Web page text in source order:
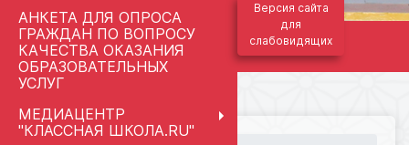
АНКЕТА ДЛЯ ОПРОСА
ГРАЖДАН ПО ВОПРОСУ
КАЧЕСТВА ОКАЗАНИЯ
ОБРАЗОВАТЕЛЬНЫХ
УСЛУГ
МЕДИАЦЕНТР
"КЛАССНАЯ ШКОЛА.RU"
Версия сайта
для
слабовидящих